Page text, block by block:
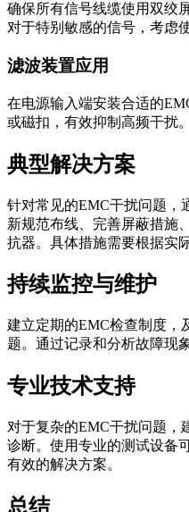
确保所有信号线缆使用双绞
对于特别敏感的信号，考虑
滤波装置应用
在电源输入端安装合适的
或磁扣，有效抑制高频干扰。
典型解决方案
针对常见的EMC干扰问题，
新规范布线、完善屏蔽措施
抗器。具体措施需要根据实
持续监控与维护
建立定期的EMC检查制度，
题。通过记录和分析故障现
专业技术支持
对于复杂的EMC干扰问题，
诊断。使用专业的测试设备
有效的解决方案。
总结